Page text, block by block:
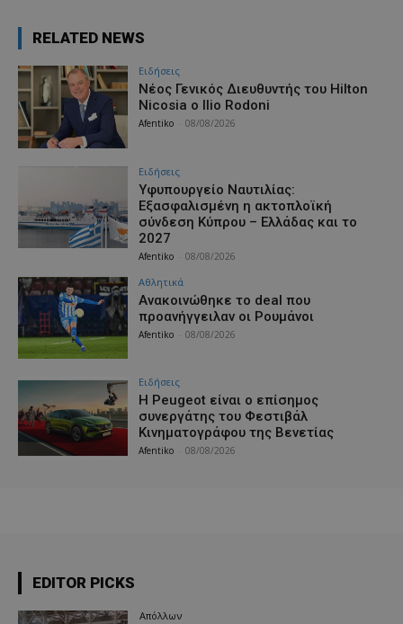
RELATED NEWS
Ειδήσεις
Νέος Γενικός Διευθυντής του Hilton
Nicosia ο Ilio Rodoni
Afentiko 08/08/2026
Ειδήσεις
Υφυπουργείο Ναυτιλίας:
Εξασφαλισμένη η ακτοπλοϊκή
σύνδεση Κύπρου – Ελλάδας και το
2027
Afentiko 08/08/2026
Αθλητικά
Aνακοινώθηκε το deal που
προανήγγειλαν οι Ρουμάνοι
Afentiko 08/08/2026
Ειδήσεις
Η Peugeot είναι ο επίσημος
συνεργάτης του Φεστιβάλ
Κινηματογράφου της Βενετίας
Afentiko 08/08/2026
EDITOR PICKS
Απόλλων